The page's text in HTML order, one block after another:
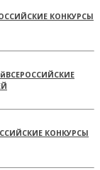
КОНКУРСЫ
ВСЕРОССИЙСКИЕ
КОНКУРСЫ